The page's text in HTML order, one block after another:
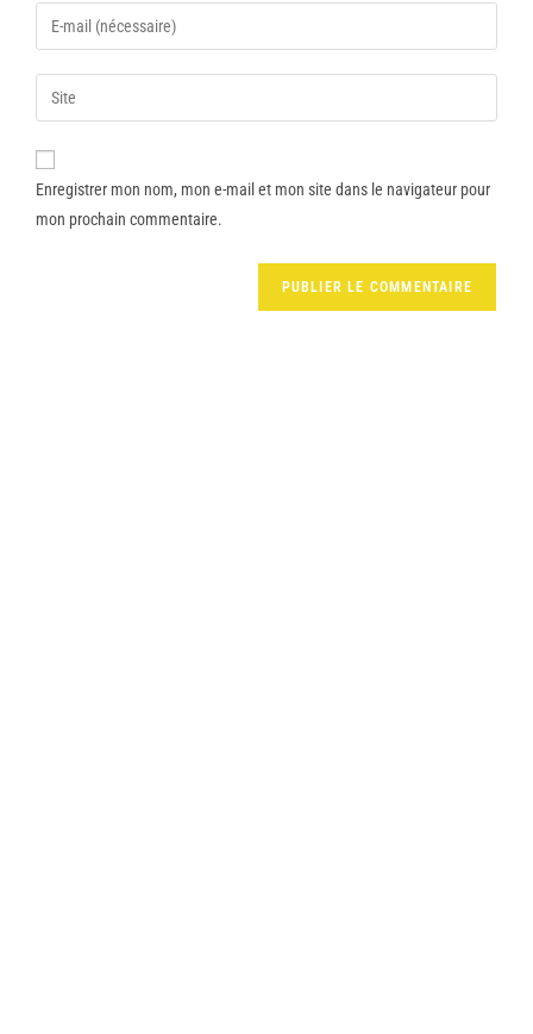
Enregistrer mon nom, mon e-mail et mon site dans le navigateur pour
mon prochain commentaire.